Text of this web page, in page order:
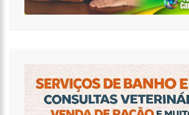
VACINAÇÃO CONTRA A COVID-19 NOS
FURTO DE CARRO NESTE FIM DE
15:26 PREFEITURA ABRE PROCESSO SELETIVO
CIÊNCIAS E MATEMÁTICA